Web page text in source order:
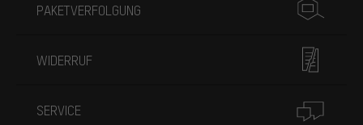
PAKETVERFOLGUNG
WIDERRUF
SERVICE